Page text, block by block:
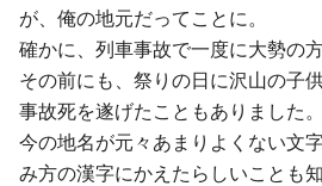
が、俺の地元だってことに。
確かに、列車事故で一度に大勢の
その前にも、祭りの日に沢山の子
事故死を遂げたこともありました。
今の地名が元々あまりよくない文
み方の漢字にかえたらしいことも